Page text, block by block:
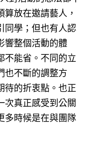
放在邀請藝人，
同學；但也有人認
響整個活動的體
不能省。不同的立
也不斷的調整方
待的折衷點。也正
次真正感受到公關
多時候是在與團隊